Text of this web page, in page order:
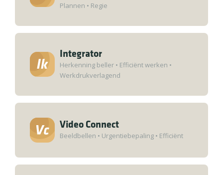
Plannen • Regie
Integrator
Herkenning beller • Efficiënt werken •
Werkdrukverlagend
Video Connect
Beeldbellen • Urgentiebepaling • Efficiënt